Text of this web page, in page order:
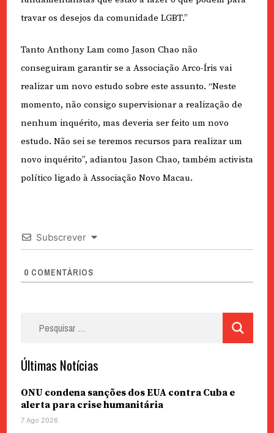
travar os desejos da comunidade LGBT.”
Tanto Anthony Lam como Jason Chao não
conseguiram garantir se a Associação Arco-Íris vai
realizar um novo estudo sobre este assunto. “Neste
momento, não consigo supervisionar a realização de
nenhum inquérito, mas deveria ser feito um novo
estudo. Não sei se teremos recursos para realizar um
novo inquérito”, adiantou Jason Chao, também activista
político ligado à Associação Novo Macau.
Subscrever
0 COMENTÁRIOS
Últimas Notícias
ONU condena sanções dos EUA contra Cuba e
alerta para crise humanitária
7 Ago 2026